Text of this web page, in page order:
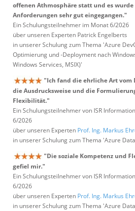
offenen Athmosphäre statt und es
Anforderungen sehr gut eingegangen."
Ein Schulungsteilnehmer im Monat 6/2026
über unseren Experten Patrick Engelberts
in unserer Schulung zum Thema 'Azure
Optimierung und -Deployment nach
Windows Services, MSIX)'
"Ich fand die ehrliche Art vom
die Ausdrucksweise und die
Flexibilität."
Ein Schulungsteilnehmer von ISR
6/2026
über unseren Experten Prof. Ing. Markus
in unserer Schulung zum Thema 'Azure
"Die soziale Kompetenz und
gefiel mir."
Ein Schulungsteilnehmer von ISR
6/2026
über unseren Experten Prof. Ing. Markus
in unserer Schulung zum Thema 'Azure